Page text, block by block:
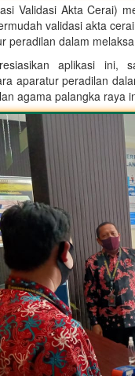
Validasi Akta Cerai)
validasi akta
peradilan dalam
aplikasi
aparatur peradilan
agama palangka raya